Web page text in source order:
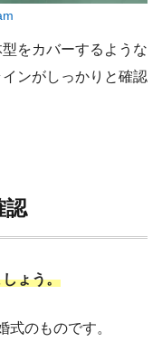
をカバーするような
ンがしっかりと確認
認
ょう。
式のものです。